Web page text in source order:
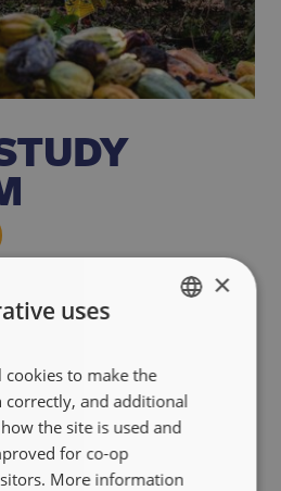
FRANÇAIS
NEDERLANDS
×
uses
cookies to make the
correctly, and additional
the site is used and
for co-op
More information